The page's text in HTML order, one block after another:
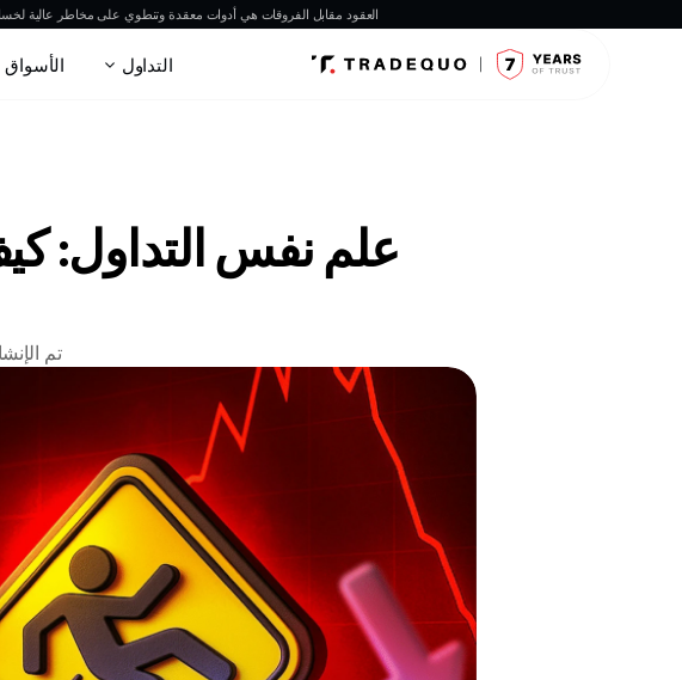
العقود مقابل الفروقات هي أدوات معقدة وتنطوي على مخاطر عالية
التداول الأسواق
علم نفس التداول:
تم الإنشاء 05‏/08‏/